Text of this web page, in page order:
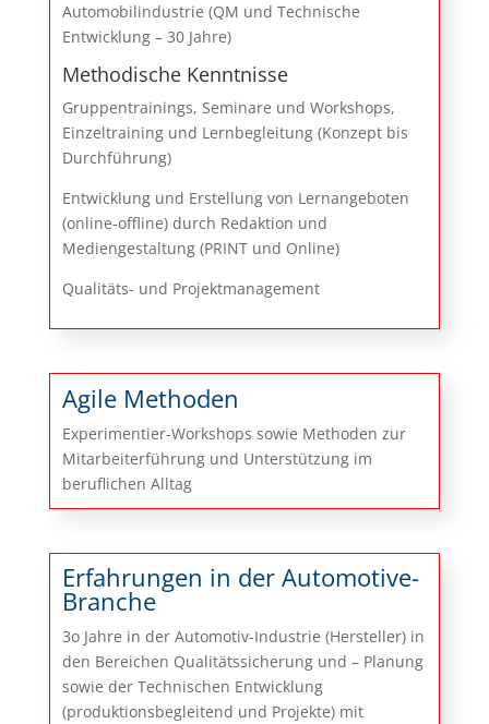
Automobilindustrie (QM und Technische
Entwicklung – 30 Jahre)
Methodische Kenntnisse
Gruppentrainings, Seminare und Workshops,
Einzeltraining und Lernbegleitung (Konzept bis
Durchführung)
Entwicklung und Erstellung von Lernangeboten
(online-offline) durch Redaktion und
Mediengestaltung (PRINT und Online)
Qualitäts- und Projektmanagement
Agile Methoden
Experimentier-Workshops sowie Methoden zur
Mitarbeiterführung und Unterstützung im
beruflichen Alltag
Erfahrungen in der Automotive-
Branche
3o Jahre in der Automotiv-Industrie (Hersteller) in
den Bereichen Qualitätssicherung und – Planung
sowie der Technischen Entwicklung
(produktionsbegleitend und Projekte) mit